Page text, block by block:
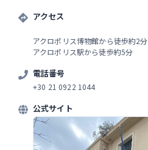
アクセス
アクロポリス博物館から徒歩約2分
アクロポリス駅から徒歩約5分
電話番号
+30 21 0922 1044
公式サイト